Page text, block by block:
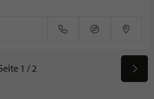
1 / 2